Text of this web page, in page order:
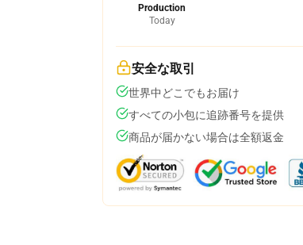
Production
Today
安全な取引
世界中どこでもお届け
すべての小包に追跡番号を提供
商品が届かない場合は全額返金